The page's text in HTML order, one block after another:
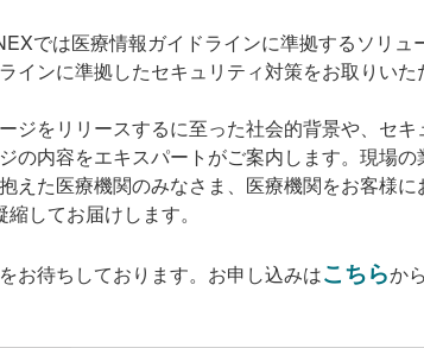
では医療情報ガイドラインに準拠するソリ
インに準拠したセキュリティ対策をお取りいた
ジをリリースするに至った社会的背景や、セキ
の内容をエキスパートがご案内します。 現場の
えた医療機関のみなさま、医療機関をお客様
してお届けします。
お待ちしております。お申し込みはこちらから